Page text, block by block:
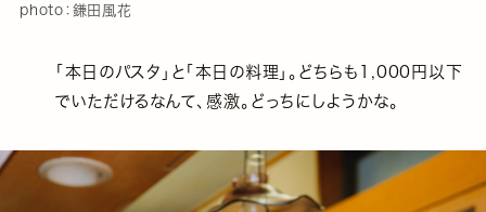
photo：鎌田風花
「本日のパスタ」と「本日の料理」。どちらも1,000円以下
でいただけるなんて、感激。どっちにしようかな。